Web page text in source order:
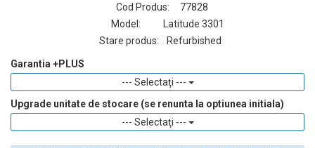
Cod Produs:
77828
Model:
Latitude 3301
Stare produs:
Refurbished
Garantia +PLUS
--- Selectaţi ---
Upgrade unitate de stocare (se renunta la optiunea initiala)
--- Selectaţi ---